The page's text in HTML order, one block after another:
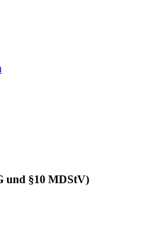
und §10 MDStV)